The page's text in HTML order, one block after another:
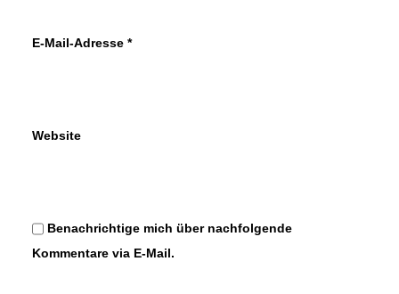
E-Mail-Adresse *
Website
Benachrichtige mich über nachfolgende
Kommentare via E-Mail.